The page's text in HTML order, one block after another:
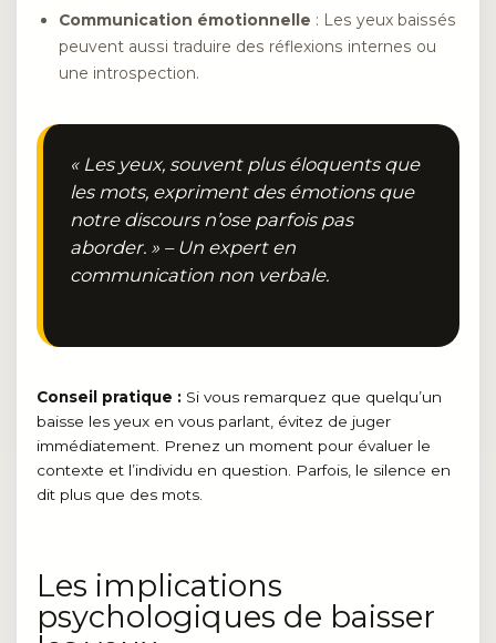
Communication émotionnelle : Les yeux baissés
peuvent aussi traduire des réflexions internes ou
une introspection.
« Les yeux, souvent plus éloquents que
les mots, expriment des émotions que
notre discours n’ose parfois pas
aborder. » – Un expert en
communication non verbale.
Conseil pratique : Si vous remarquez que quelqu’un
baisse les yeux en vous parlant, évitez de juger
immédiatement. Prenez un moment pour évaluer le
contexte et l’individu en question. Parfois, le silence en
dit plus que des mots.
Les implications
psychologiques de baisser